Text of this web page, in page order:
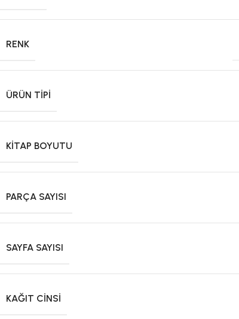
RENK
ÜRÜN TIPI
KITAP BOYUTU
PARÇA SAYISI
SAYFA SAYISI
KAĞIT CINSI